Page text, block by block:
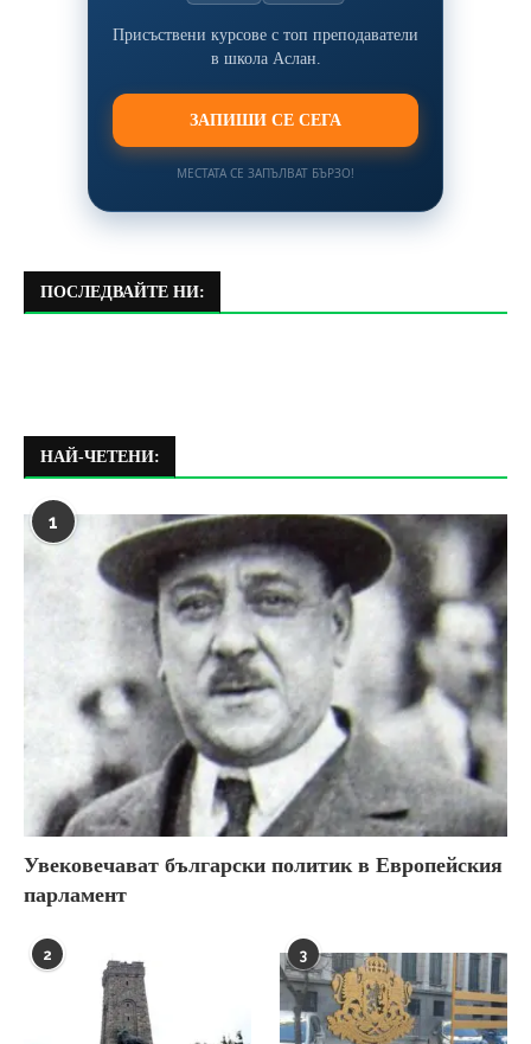
Присъствени курсове с топ преподаватели
в школа Аслан.
ЗАПИШИ СЕ СЕГА
МЕСТАТА СЕ ЗАПЪЛВАТ БЪРЗО!
ПОСЛЕДВАЙТЕ НИ:
НАЙ-ЧЕТЕНИ:
1
Увековечават български политик в Европейския
парламент
2 3